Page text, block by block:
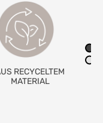
RUTSCHFESTE
GRIPWALKSOHLE